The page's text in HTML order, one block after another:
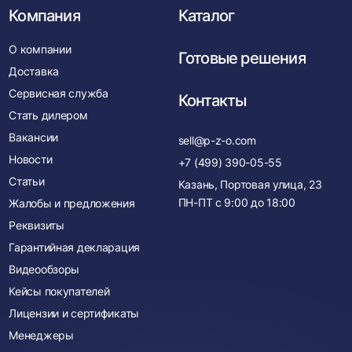
Компания
О компании
Доставка
Сервисная служба
Стать дилером
Вакансии
Новости
Статьи
Жалобы и предложения
Реквизиты
Гарантийная декларация
Видеообзоры
Кейсы покупателей
Лицензии и сертификаты
Менеджеры
Каталог
Готовые решения
Контакты
sell@p-z-o.com
+7 (499) 390-05-55
Казань, Портовая улица, 23
ПН-ПТ с 9:00 до 18:00